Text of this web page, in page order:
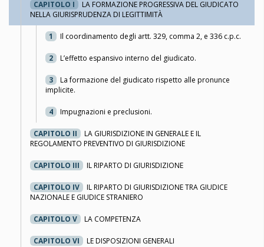
CAPITOLO I
LA FORMAZIONE PROGRESSIVA DEL GIUDICATO
NELLA GIURISPRUDENZA DI LEGITTIMITÀ
1 Il coordinamento degli artt. 329, comma 2, e 336 c.p.c.
2 L’effetto espansivo interno del giudicato.
3
La formazione del giudicato rispetto alle pronunce
implicite.
4 Impugnazioni e preclusioni.
CAPITOLO II
LA GIURISDIZIONE IN GENERALE E IL
REGOLAMENTO PREVENTIVO DI GIURISDIZIONE
CAPITOLO III IL RIPARTO DI GIURISDIZIONE
CAPITOLO IV
IL RIPARTO DI GIURISDIZIONE TRA GIUDICE
NAZIONALE E GIUDICE STRANIERO
CAPITOLO V LA COMPETENZA
CAPITOLO VI LE DISPOSIZIONI GENERALI